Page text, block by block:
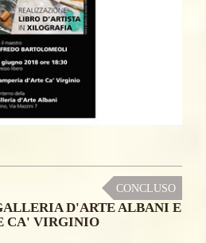
CONCLUSO
D'ARTE ALBANI E
CA' VIRGINIO